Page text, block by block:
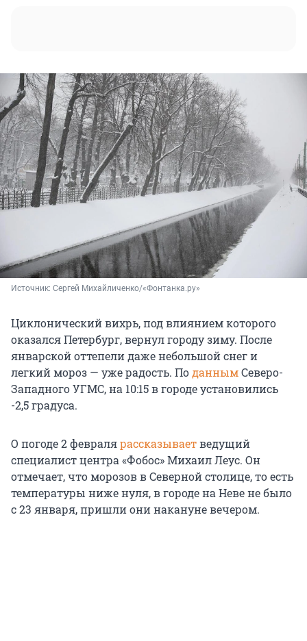
Источник: Сергей Михайличенко/«Фонтанка.ру»
Циклонический вихрь, под влиянием которого
оказался Петербург, вернул городу зиму. После
январской оттепели даже небольшой снег и
легкий мороз — уже радость. ПоданнымСеверо-
Западного УГМС, на 10:15 в городе установились
-2,5 градуса.
О погоде 2 февралярассказываетведущий
специалист центра «Фобос» Михаил Леус. Он
отмечает, что морозов в Северной столице, то есть
температуры ниже нуля, в городе на Неве не было
с 23 января, пришли они накануне вечером.